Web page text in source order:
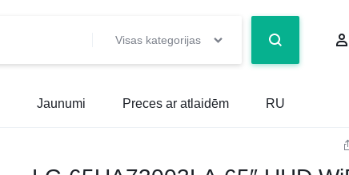
Visas kategorijas
Jaunumi Preces ar atlaidēm RU